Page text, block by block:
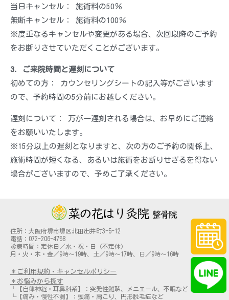
当日キャンセル： 施術料の50％
無断キャンセル： 施術料の100％
※度重なるキャンセルや変更がある場合、次回以降のご予約
をお断りさせていただくことがございます。
3. ご来院時間と遅刻について
初めての方： カウンセリングシートの記入等がございます
ので、予約時間の5分前にお越しください。
遅刻について： 万が一遅刻される場合は、お早めにご連絡
をお願いいたします。
※15分以上の遅刻となりますと、次の方のご予約の関係上、
施術時間が短くなる、あるいは施術をお断りせざるを得ない
場合がございますので、予めご了承ください。
住所：大阪府堺市堺区北田出井町3-5-12
電話：072-206-4758
診療時間：定休日／水・祝・日（不定休）
月・火・木・金／9時～19時、土／9時～17時、日／9時～16時
＊ご利用規約・キャンセルポリシー
＊お悩みから探す
└【自律神経・耳鼻科系】：突発性難聴、メニエール、不眠など
└【痛み・慢性不調】：頭痛・肩こり、円形脱毛症など